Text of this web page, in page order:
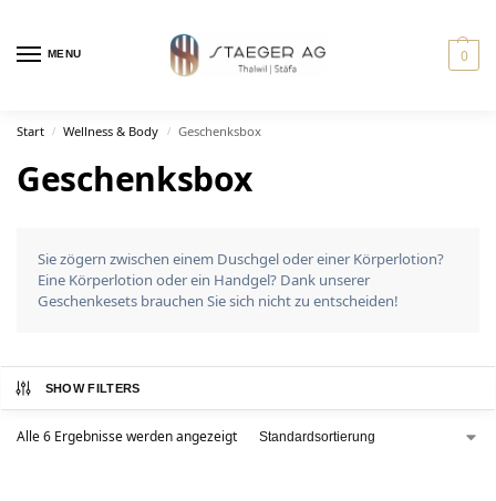
MENU 0
Start / Wellness & Body / Geschenksbox
Geschenksbox
Sie zögern zwischen einem Duschgel oder einer Körperlotion?
Eine Körperlotion oder ein Handgel? Dank unserer
Geschenkesets brauchen Sie sich nicht zu entscheiden!
SHOW FILTERS
Alle 6 Ergebnisse werden angezeigt